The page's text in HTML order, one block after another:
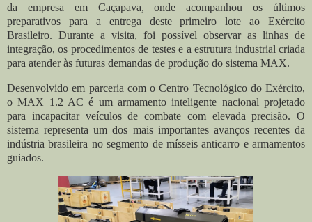
da empresa em Caçapava, onde acompanhou os últimos
preparativos para a entrega deste primeiro lote ao Exército
Brasileiro. Durante a visita, foi possível observar as linhas de
integração, os procedimentos de testes e a estrutura industrial criada
para atender às futuras demandas de produção do sistema MAX.
Desenvolvido em parceria com o Centro Tecnológico do Exército,
o MAX 1.2 AC é um armamento inteligente nacional projetado
para incapacitar veículos de combate com elevada precisão. O
sistema representa um dos mais importantes avanços recentes da
indústria brasileira no segmento de mísseis anticarro e armamentos
guiados.